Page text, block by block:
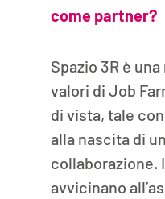
come partner?
Spazio 3R è
valori di Job
di vista, tale
alla nascita di
collaborazione.
avvicinano